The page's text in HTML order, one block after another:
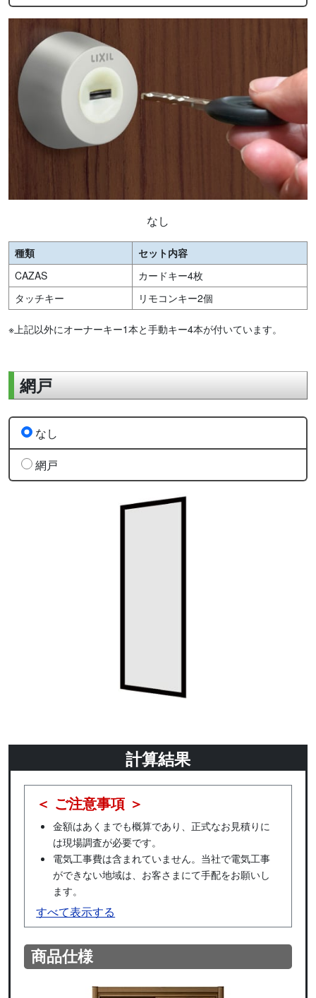
なし
種類
セット内容
CAZAS
カードキー4枚
タッチキー
リモコンキー2個
※上記以外にオーナーキー1本と手動キー4本が付いています。
網戸
なし
網戸
計算結果
＜ ご注意事項 ＞
金額はあくまでも概算であり、正式なお見積りに
は現場調査が必要です。
電気工事費は含まれていません。当社で電気工事
ができない地域は、お客さまにて手配をお願いし
ます。
すべて表示する
商品仕様